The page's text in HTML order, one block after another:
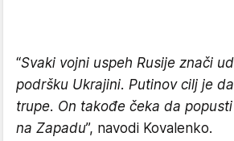
“Svaki vojni uspeh Rusije znači
podršku Ukrajini. Putinov cilj je
trupe. On takođe čeka da
na Zapadu”, navodi Kovalenko.